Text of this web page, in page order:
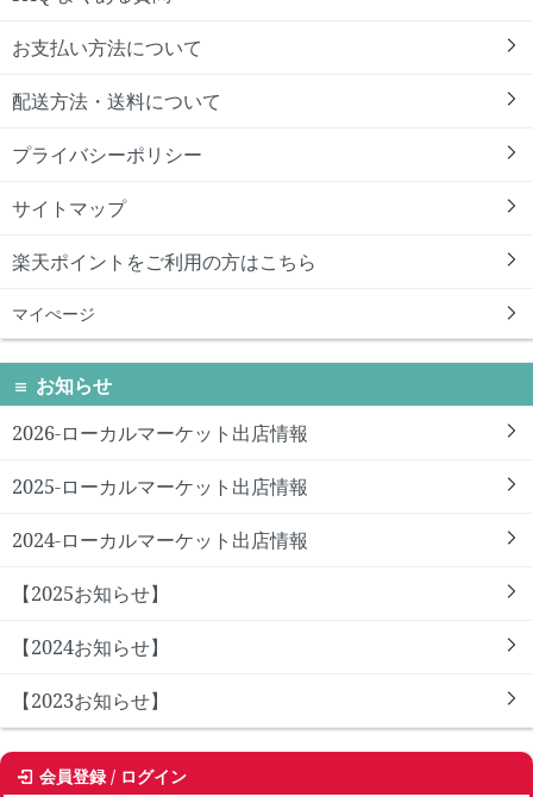
お支払い方法について
配送方法・送料について
プライバシーポリシー
サイトマップ
楽天ポイントをご利用の方はこちら
マイぺージ
お知らせ
2026-ローカルマーケット出店情報
2025-ローカルマーケット出店情報
2024-ローカルマーケット出店情報
【2025お知らせ】
【2024お知らせ】
【2023お知らせ】
会員登録 / ログイン